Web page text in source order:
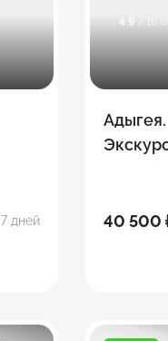
7 дней
4.9/ 16
Адыгея.
40 500